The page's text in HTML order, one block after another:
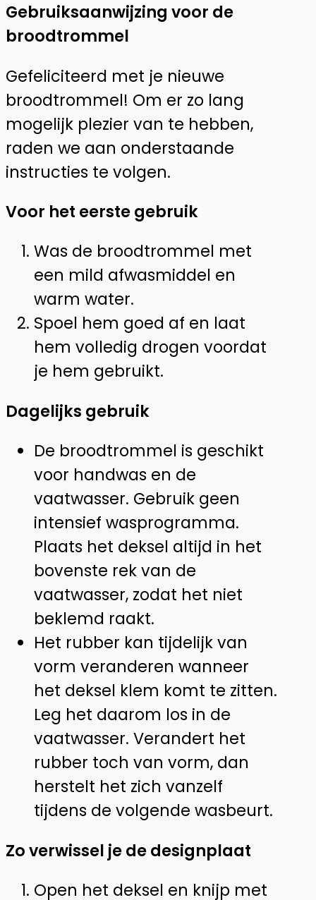
Gebruiksaanwijzing voor de
broodtrommel
Gefeliciteerd met je nieuwe
broodtrommel! Om er zo lang
mogelijk plezier van te hebben,
raden we aan onderstaande
instructies te volgen.
Voor het eerste gebruik
Was de broodtrommel met
een mild afwasmiddel en
warm water.
Spoel hem goed af en laat
hem volledig drogen voordat
je hem gebruikt.
Dagelijks gebruik
De broodtrommel is geschikt
voor handwas en de
vaatwasser. Gebruik geen
intensief wasprogramma.
Plaats het deksel altijd in het
bovenste rek van de
vaatwasser, zodat het niet
beklemd raakt.
Het rubber kan tijdelijk van
vorm veranderen wanneer
het deksel klem komt te zitten.
Leg het daarom los in de
vaatwasser. Verandert het
rubber toch van vorm, dan
herstelt het zich vanzelf
tijdens de volgende wasbeurt.
Zo verwissel je de designplaat
Open het deksel en knijp met